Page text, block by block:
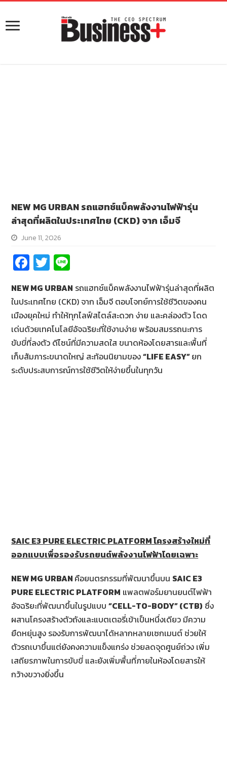
NEW MG URBAN รถแฮทช์แบ็คพลังงานไฟฟ้ารุ่น
ล่าสุดที่ผลิตในประเทศไทย (CKD) จาก เอ็มจี
June 11, 2026
Fa
ce
b
o
o
k
T
wi
tt
er
e
NEW MG URBAN รถแฮทช์แบ็คพลังงานไฟฟ้ารุ่นล่าสุดที่ผลิต
ในประเทศไทย (CKD) จาก เอ็มจี ตอบโจทย์การใช้ชีวิตของคน
เมืองยุคใหม่ ทำให้ทุกไลฟ์สไตล์สะดวก ง่าย และคล่องตัว โดด
เด่นด้วยเทคโนโลยีอัจฉริยะที่ใช้งานง่าย พร้อมสมรรถนะการ
ขับขี่ที่ลงตัว ดีไซน์ที่มีความสดใส ขนาดห้องโดยสารและพื้นที่
เก็บสัมภาระขนาดใหญ่ สะท้อนนิยามของ“LIFE EASY”ยก
ระดับประสบการณ์การใช้ชีวิตให้ง่ายขึ้นในทุกวัน
SAIC E3 PURE ELECTRIC PLATFORM โครงสร้างใหม่ที่
ออกแบบเพื่อรองรับรถยนต์พลังงานไฟฟ้าโดยเฉพาะ
NEW MG URBAN คือยนตรกรรมที่พัฒนาขึ้นบน SAIC E3
PURE ELECTRIC PLATFORM แพลตฟอร์มยานยนต์ไฟฟ้า
อัจฉริยะที่พัฒนาขึ้นในรูปแบบ“CELL-TO-BODY” (CTB) ซึ่ง
ผสานโครงสร้างตัวถังและแบตเตอรี่เข้าเป็นหนึ่งเดียว มีความ
ยืดหยุ่นสูง รองรับการพัฒนาได้หลากหลายเซกเมนต์ ช่วยให้
ตัวรถเบาขึ้นแต่ยังคงความแข็งแกร่ง ช่วยลดจุดศูนย์ถ่วง เพิ่ม
เสถียรภาพในการขับขี่ และยังเพิ่มพื้นที่ภายในห้องโดยสารให้
กว้างขวางยิ่งขึ้น